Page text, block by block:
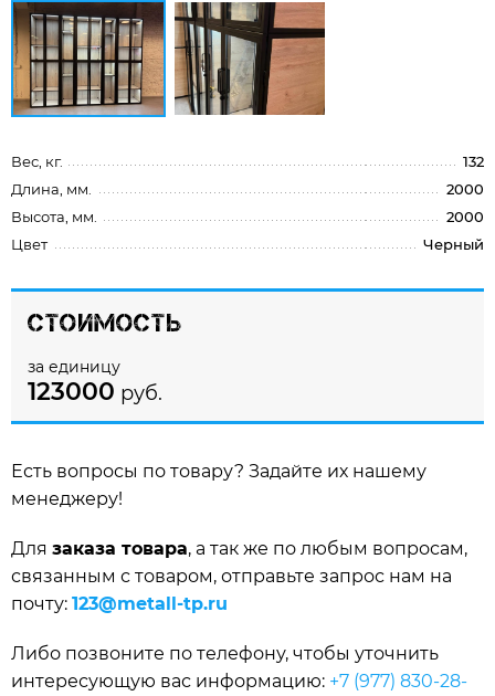
Вес, кг.
132
Длина, мм.
2000
Высота, мм.
2000
Цвет
Черный
Стоимость
за единицу
123000 руб.
Есть вопросы по товару? Задайте их нашему
менеджеру!
Для заказа товара, а так же по любым вопросам,
связанным с товаром, отправьте запрос нам на
почту: 123@metall-tp.ru
Либо позвоните по телефону, чтобы уточнить
интересующую вас информацию: +7 (977) 830-28-